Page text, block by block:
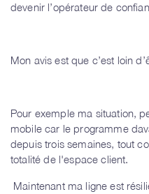
devenir l’opérateur de
Mon avis est que c’est loin
Pour exemple ma situation,
mobile car le programme
depuis trois semaines, tout
totalité de l'espace client.
Maintenant ma ligne est